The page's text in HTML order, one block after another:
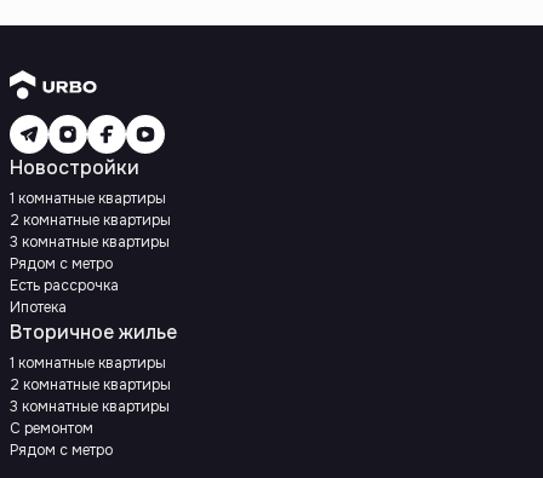
Новостройки
1 комнатные квартиры
2 комнатные квартиры
3 комнатные квартиры
Рядом с метро
Есть рассрочка
Ипотека
Вторичное жилье
1 комнатные квартиры
2 комнатные квартиры
3 комнатные квартиры
С ремонтом
Рядом с метро